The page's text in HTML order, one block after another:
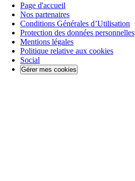
Page d'accueil
Nos partenaires
Conditions Générales d’Utilisation
Protection des données personnelles
Mentions légales
Politique relative aux cookies
Social
Gérer mes cookies